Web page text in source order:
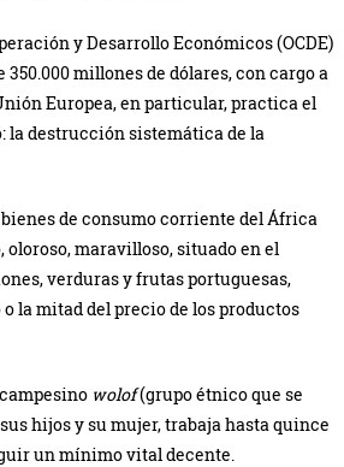
y Desarrollo Económicos (OCDE)
millones de dólares, con cargo a
Europea, en particular, practica el
la destrucción sistemática de la
de consumo corriente del África
maravilloso, situado en el
verduras y frutas portuguesas,
la mitad del precio de los productos
wolof(grupo étnico que se
hijos y su mujer, trabaja hasta quince
un mínimo vital decente.